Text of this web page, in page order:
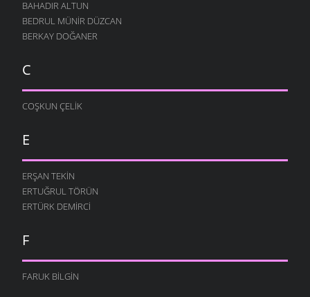
BAHADIR ALTUN
BEDRUL MÜNIR DÜZCAN
BERKAY DOĞANER
C
COŞKUN ÇELIK
E
ERŞAN TEKIN
ERTUĞRUL TÖRÜN
ERTÜRK DEMIRCI
F
FARUK BILGIN